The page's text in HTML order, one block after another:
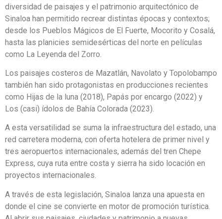
diversidad de paisajes y el patrimonio arquitectónico de
Sinaloa han permitido recrear distintas épocas y contextos;
desde los Pueblos Mágicos de El Fuerte, Mocorito y Cosalá,
hasta las planicies semidesérticas del norte en películas
como La Leyenda del Zorro.
Los paisajes costeros de Mazatlán, Navolato y Topolobampo
también han sido protagonistas en producciones recientes
como Hijas de la luna (2018), Papás por encargo (2022) y
Los (casi) ídolos de Bahía Colorada (2023).
A esta versatilidad se suma la infraestructura del estado, una
red carretera moderna, con oferta hotelera de primer nivel y
tres aeropuertos internacionales, además del tren Chepe
Express, cuya ruta entre costa y sierra ha sido locación en
proyectos internacionales.
A través de esta legislación, Sinaloa lanza una apuesta en
donde el cine se convierte en motor de promoción turística.